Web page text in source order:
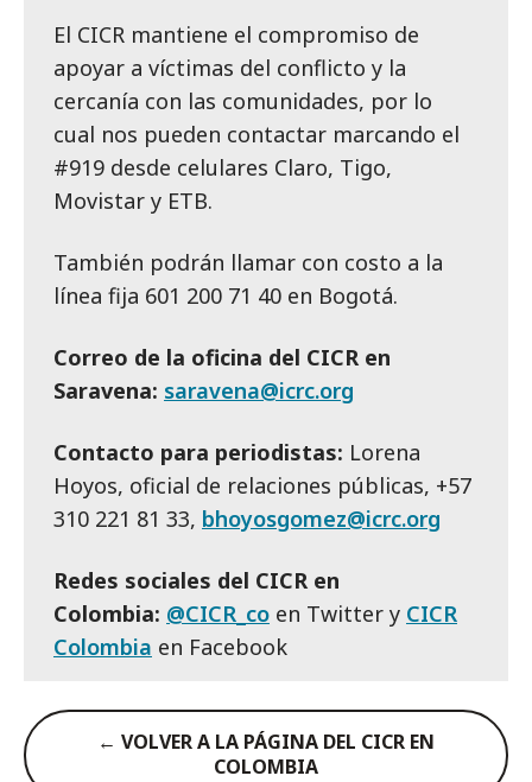
El CICR mantiene el compromiso de
apoyar a víctimas del conflicto y la
cercanía con las comunidades, por lo
cual nos pueden contactar marcando el
#919 desde celulares Claro, Tigo,
Movistar y ETB.
También podrán llamar con costo a la
línea fija 601 200 71 40 en Bogotá.
Correo de la oficina del CICR en
Saravena: saravena@icrc.org
Contacto para periodistas: Lorena
Hoyos, oficial de relaciones públicas, +57
310 221 81 33, bhoyosgomez@icrc.org
Redes sociales del CICR en
Colombia: @CICR_co en Twitter y CICR
Colombia en Facebook
← VOLVER A LA PÁGINA DEL CICR EN
COLOMBIA